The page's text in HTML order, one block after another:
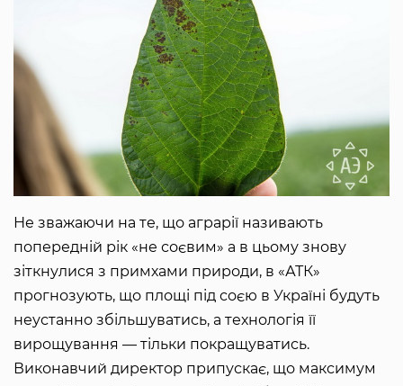
Не зважаючи на те, що аграрії називають
попередній рік «не соєвим» а в цьому знову
зіткнулися з примхами природи, в «АТК»
прогнозують, що площі під соєю в Україні будуть
неустанно збільшуватись, а технологія її
вирощування — тільки покращуватись.
Виконавчий директор припускає, що максимум